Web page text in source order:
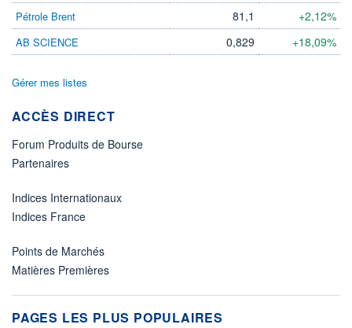
Pétrole Brent 81,1 +2,12%
AB SCIENCE 0,829 +18,09%
Gérer mes listes
ACCÈS DIRECT
Forum Produits de Bourse
Partenaires
Indices Internationaux
Indices France
Points de Marchés
Matières Premières
PAGES LES PLUS POPULAIRES